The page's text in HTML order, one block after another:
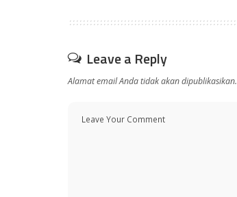
Leave a Reply
Alamat email Anda tidak akan dipublikasikan.